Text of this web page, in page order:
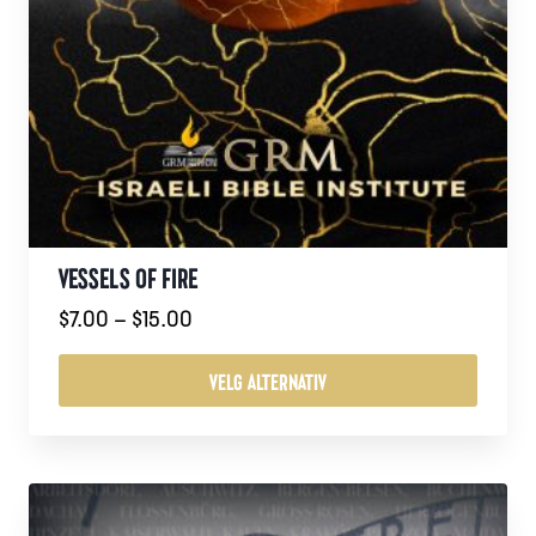
VESSELS OF FIRE
$7.00 – $15.00Prisområde:
$15.00
VELG ALTERNATIV
har
flere